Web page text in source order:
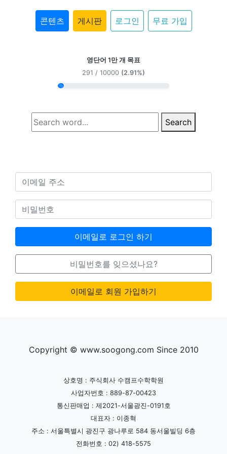
콘텐츠 게시판 로그인 무료 가입
영단어 1만 개 목표
291 / 10000 (2.91%)
Search
이메일로 로그인 하기
비밀번호를 잊으셨나요?
이메일로 회원 가입하기
Copyright © www.soogong.com Since 2010
상호명 : 주식회사 수캠프수학학원
사업자번호 : 889-87-00423
통신판매업 : 제2021-서울광진-0191호
대표자 : 이종혁
주소 : 서울특별시 광진구 광나루로 584 동서울빌딩 6층
전화번호 : 02) 418-5575